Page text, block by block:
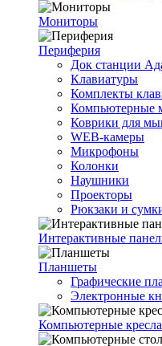
Мониторы
Периферия
Док станции
Клавиатуры
Комплекты
Компьютерные
Коврики для
WEB-камеры
Микрофоны
Колонки
Наушники
Проекторы
Рюкзаки и
Интерактивные
Планшеты
Графические
Электронные
Компьютерные кресла